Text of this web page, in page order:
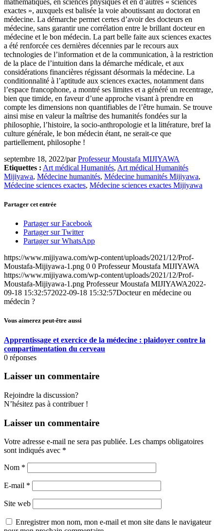
exactes », auxquels est balisée la voie aboutissant au doctorat en
médecine. La démarche permet certes d’avoir des docteurs en
médecine, sans garantir une corrélation entre le brillant docteur en
médecine et le bon médecin. La part belle faite aux sciences exactes
a été renforcée ces dernières décennies par le recours aux
technologies de l’information et de la communication, à la restriction
de la place de l’intuition dans la démarche médicale, et aux
considérations financières régissant désormais la médecine. La
conditionnalité à l’aptitude aux sciences exactes, notamment dans
l’espace francophone, a montré ses limites et a généré un recentrage,
bien que timide, en faveur d’une approche visant à prendre en
compte les dimensions non quantifiables de l’être humain. Se trouve
ainsi mise en valeur la maîtrise des humanités fondées sur la
philosophie, l’histoire, la socio-anthropologie et la littérature, bref la
culture générale, le bon médecin étant, ne serait-ce que
partiellement, philosophe !
septembre 18, 2022/parProfesseur Moustafa MIJIYAWA
Etiquettes : Art médical Humanités, Art médical Humanités
Mijiyawa, Médecine humanités, Médecine humanités Mijiyawa,
Médecine sciences exactes, Médecine sciences exactes Mijiyawa
Partager cet entrée
Partager sur Facebook
Partager sur Twitter
Partager sur WhatsApp
https://www.mijiyawa.com/wp-content/uploads/2021/12/Prof-
Moustafa-Mijiyawa-1.png 0 0 Professeur Moustafa MIJIYAWA
https://www.mijiyawa.com/wp-content/uploads/2021/12/Prof-
Moustafa-Mijiyawa-1.png Professeur Moustafa MIJIYAWA2022-
09-18 15:32:572022-09-18 15:32:57Docteur en médecine ou
médecin ?
Vous aimerez peut-être aussi
Apprentissage et exercice de la médecine : plaidoyer contre la
compartimentation du cerveau
0 réponses
Laisser un commentaire
Rejoindre la discussion?
N’hésitez pas à contribuer !
Laisser un commentaire
Votre adresse e-mail ne sera pas publiée. Les champs obligatoires
sont indiqués avec *
Nom *
E-mail *
Site web
Enregistrer mon nom, mon e-mail et mon site dans le navigateur